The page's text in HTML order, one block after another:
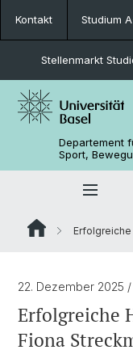
Kontakt Studium
Stellenmarkt
Departement
Sport,
Erfolgreiche
22. Dezember 2025
Erfolgreiche
Fiona